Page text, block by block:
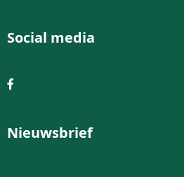
Social media
Nieuwsbrief